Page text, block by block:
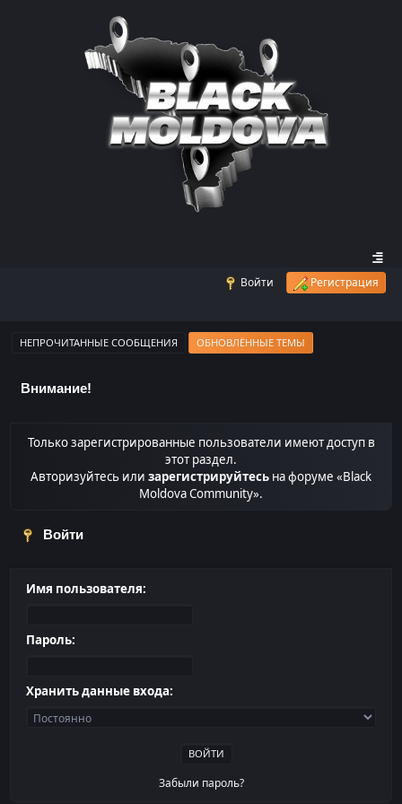
Войти Регистрация
НЕПРОЧИТАННЫЕ СООБЩЕНИЯ ОБНОВЛЁННЫЕ ТЕМЫ
Внимание!
Только зарегистрированные пользователи имеют доступ в
этот раздел.
Авторизуйтесь или зарегистрируйтесь на форуме «Black
Moldova Community».
Войти
Имя пользователя:
Пароль:
Хранить данные входа:
Забыли пароль?